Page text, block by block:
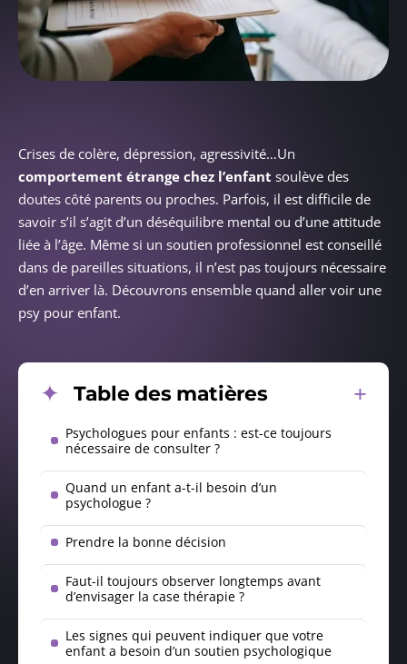
Crises de colère, dépression, agressivité…Un
comportement étrange chez l’enfant soulève des
doutes côté parents ou proches. Parfois, il est difficile de
savoir s’il s’agit d’un déséquilibre mental ou d’une attitude
liée à l’âge. Même si un soutien professionnel est conseillé
dans de pareilles situations, il n’est pas toujours nécessaire
d’en arriver là. Découvrons ensemble quand aller voir une
psy pour enfant.
Table des matières
Psychologues pour enfants : est-ce toujours
nécessaire de consulter ?
Quand un enfant a-t-il besoin d’un
psychologue ?
Prendre la bonne décision
Faut-il toujours observer longtemps avant
d’envisager la case thérapie ?
Les signes qui peuvent indiquer que votre
enfant a besoin d’un soutien psychologique